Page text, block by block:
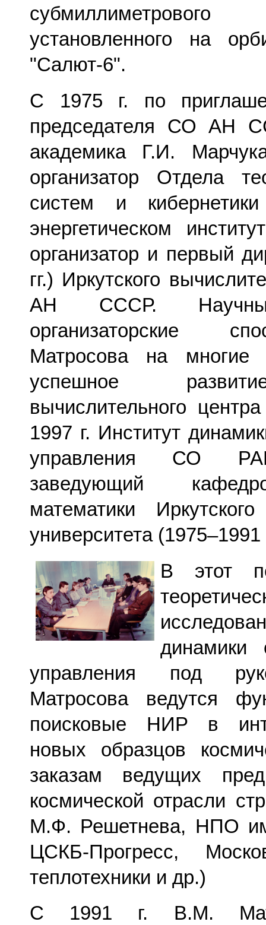
установленного на
"Салют-6".
C 1975 г. по
председателя СО АН
академика Г.И.
организатор Отдела
систем и
энергетическом
организатор и первый
гг.) Иркутского
АН СССР.
организаторские
Матросова на многие
успешное
вычислительного
1997 г. Институт
управления СО
заведующий
математики Иркутского
университета (1975–1991
В этот
динамики
управления под
Матросова ведутся
поисковые НИР в
новых образцов
заказам ведущих
космической отрасли
М.Ф. Решетнева, НПО
ЦСКБ-Прогресс,
теплотехники и др.)
С 1991 г. В.М.